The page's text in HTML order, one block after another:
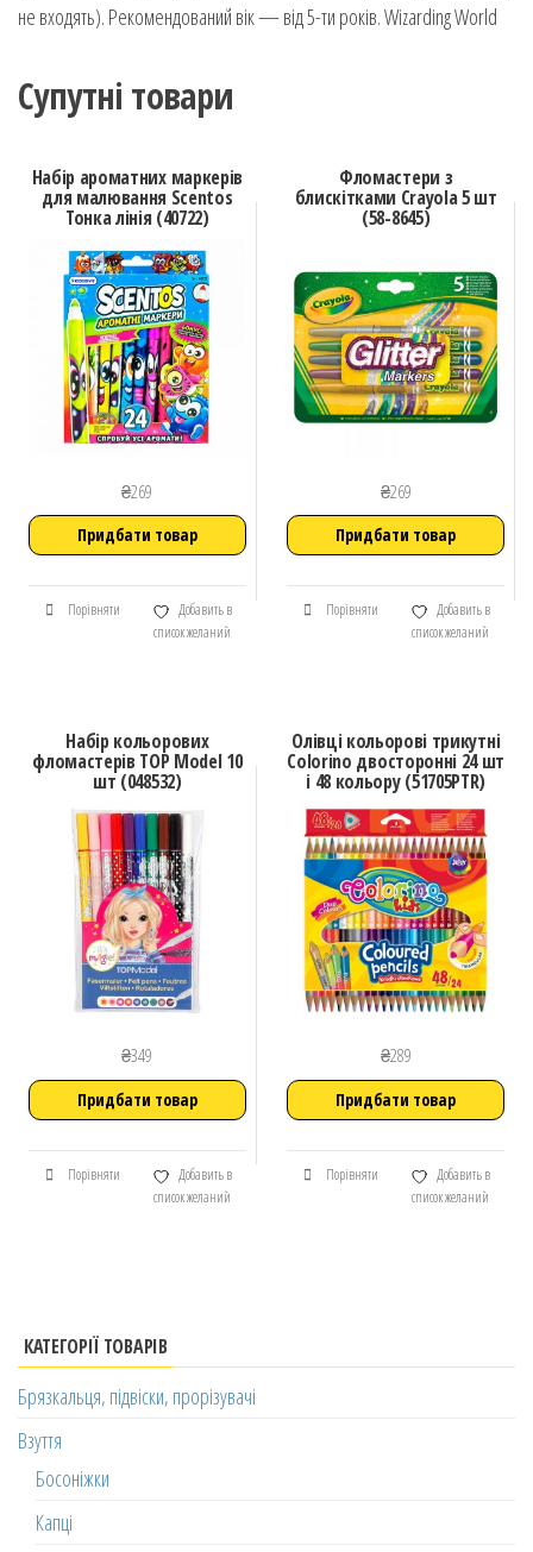
не входять). Рекомендований вік — від 5-ти років. Wizarding World
Супутні товари
Набір ароматних маркерів
для малювання Scentos
Тонка лінія (40722)
₴269
Придбати товар
Порівняти
Добавить в
список желаний
Фломастери з
блискітками Crayola 5 шт
(58-8645)
₴269
Придбати товар
Порівняти
Добавить в
список желаний
Набір кольорових
фломастерів TOP Model 10
шт (048532)
₴349
Придбати товар
Порівняти
Добавить в
список желаний
Олівці кольорові трикутні
Colorino двосторонні 24 шт
і 48 кольору (51705PTR)
₴289
Придбати товар
Порівняти
Добавить в
список желаний
КАТЕГОРІЇ ТОВАРІВ
Брязкальця, підвіски, прорізувачі
Взуття
Босоніжки
Капці